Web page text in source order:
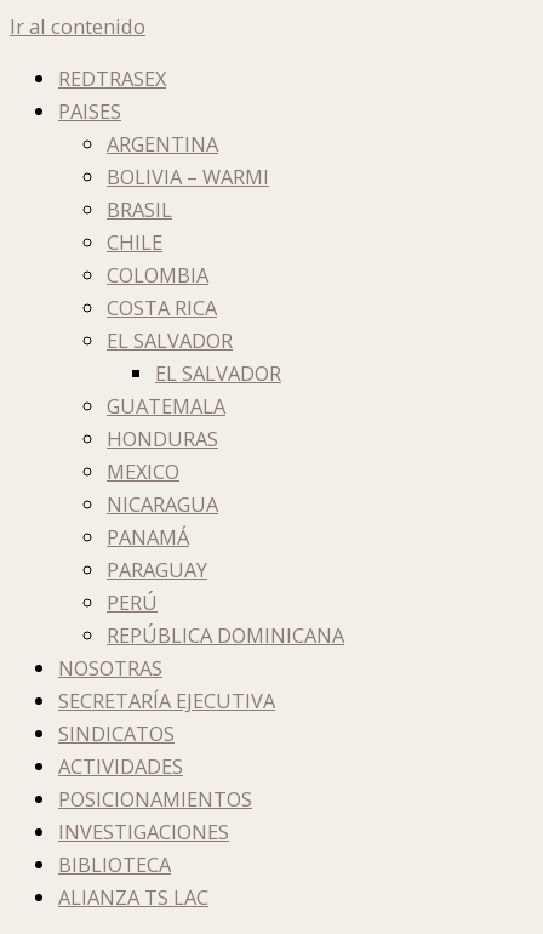
Ir al contenido
REDTRASEX
PAISES
ARGENTINA
BOLIVIA – WARMI
BRASIL
CHILE
COLOMBIA
COSTA RICA
EL SALVADOR
EL SALVADOR
GUATEMALA
HONDURAS
MEXICO
NICARAGUA
PANAMÁ
PARAGUAY
PERÚ
REPÚBLICA DOMINICANA
NOSOTRAS
SECRETARÍA EJECUTIVA
SINDICATOS
ACTIVIDADES
POSICIONAMIENTOS
INVESTIGACIONES
BIBLIOTECA
ALIANZA TS LAC